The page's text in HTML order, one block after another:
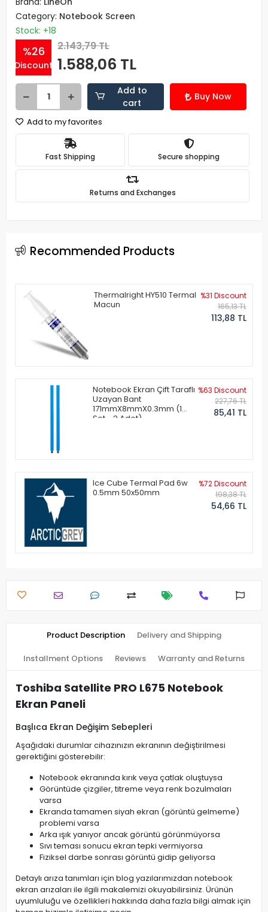
Category: Notebook Screen
Stock: +18
%26
Discount
2.143,79 TL
1.588,06 TL
Add to
cart
Buy Now
Add to my favorites
Fast Shipping Secure shopping
Returns and Exchanges
Recommended Products
Thermalright HY510 Termal
Macun
%31 Discount
165,13 TL
113,88 TL
Notebook Ekran Çift Taraflı
Uzayan Bant
171mmX8mmX0.3mm (1
Set - 2 Adet)
%63 Discount
227,76 TL
85,41 TL
Ice Cube Termal Pad 6w
0.5mm 50x50mm
%72 Discount
198,38 TL
54,66 TL
Product Description Delivery and Shipping
Installment Options Reviews Warranty and Returns
Toshiba Satellite PRO L675 Notebook
Ekran Paneli
Başlıca Ekran Değişim Sebepleri
Aşağıdaki durumlar cihazınızın ekranının değiştirilmesi
gerektiğini gösterebilir:
Notebook ekranında kırık veya çatlak oluştuysa
Görüntüde çizgiler, titreme veya renk bozulmaları
varsa
Ekranda tamamen siyah ekran (görüntü gelmeme)
problemi varsa
Arka ışık yanıyor ancak görüntü görünmüyorsa
Sıvı teması sonucu ekran tepki vermiyorsa
Fiziksel darbe sonrası görüntü gidip geliyorsa
Detaylı arıza tanımları için blog yazılarımızdan notebook
ekran arızaları ile ilgili makalemizi okuyabilirsiniz. Ürünün
uyumluluğu ve özellikleri hakkında daha fazla bilgi almak için